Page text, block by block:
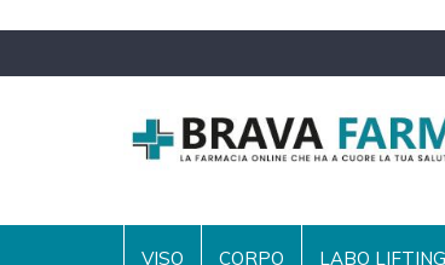
VISO CORPO LABO LIFTING